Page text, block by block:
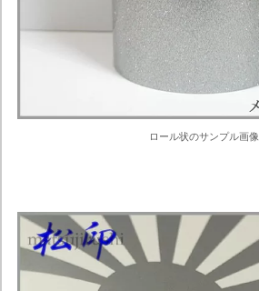
ロール状のサンプル画像